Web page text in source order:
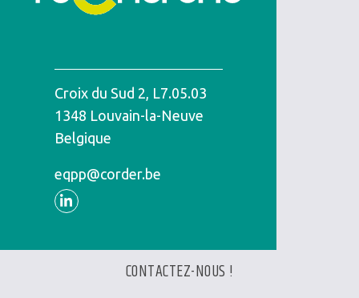
Croix du Sud 2, L7.05.03
1348 Louvain-la-Neuve
Belgique
eqpp@corder.be
Linkedin
CONTACTEZ-NOUS !